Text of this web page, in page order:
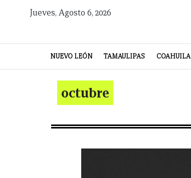
Jueves, Agosto 6, 2026
NUEVO LEÓN TAMAULIPAS COAHUILA
VIDA
octubre